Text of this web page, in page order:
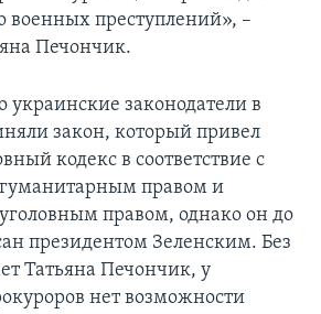
военных преступлений», –
Печончик.
украинские законодатели в
закон, который привел
кодекс в соответствие с
правом и
правом, однако он до
президентом Зеленским. Без
Татьяна Печончик, у
нет возможности